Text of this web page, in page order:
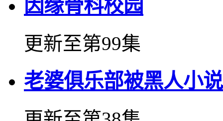
因缘骨科校园
更新至第99集
老婆俱乐部被黑人小说